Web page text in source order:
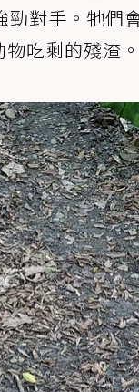
勁對手。牠們
吃剩的殘渣。